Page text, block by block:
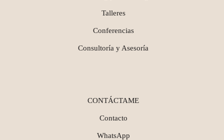
Talleres
Conferencias
Consultoría y Asesoría
CONTÁCTAME
Contacto
WhatsApp